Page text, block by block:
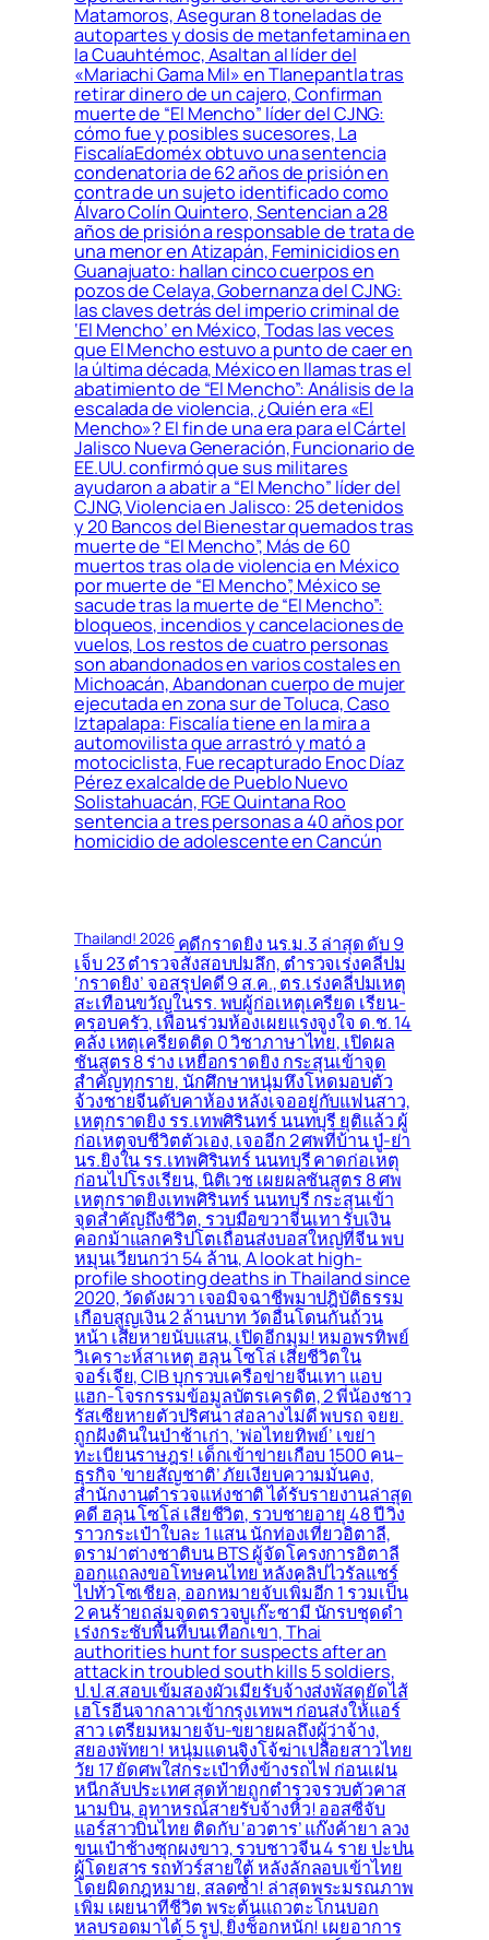
Matamoros, Aseguran 8 toneladas de
autopartes y dosis de metanfetamina en
la Cuauhtémoc, Asaltan al líder del
«Mariachi Gama Mil» en Tlanepantla tras
retirar dinero de un cajero, Confirman
muerte de “El Mencho” líder del CJNG:
cómo fue y posibles sucesores, La
FiscalíaEdoméx obtuvo una sentencia
condenatoria de 62 años de prisión en
contra de un sujeto identificado como
Álvaro Colín Quintero, Sentencian a 28
años de prisión a responsable de trata de
una menor en Atizapán, Feminicidios en
Guanajuato: hallan cinco cuerpos en
pozos de Celaya, Gobernanza del CJNG:
las claves detrás del imperio criminal de
‘El Mencho’ en México, Todas las veces
que El Mencho estuvo a punto de caer en
la última década, México en llamas tras el
abatimiento de “El Mencho”: Análisis de la
escalada de violencia, ¿Quién era «El
Mencho»? El fin de una era para el Cártel
Jalisco Nueva Generación, Funcionario de
EE.UU. confirmó que sus militares
ayudaron a abatir a “El Mencho” líder del
CJNG, Violencia en Jalisco: 25 detenidos
y 20 Bancos del Bienestar quemados tras
muerte de “El Mencho”, Más de 60
muertos tras ola de violencia en México
por muerte de “El Mencho”, México se
sacude tras la muerte de “El Mencho”:
bloqueos, incendios y cancelaciones de
vuelos, Los restos de cuatro personas
son abandonados en varios costales en
Michoacán, Abandonan cuerpo de mujer
ejecutada en zona sur de Toluca, Caso
Iztapalapa: Fiscalía tiene en la mira a
automovilista que arrastró y mató a
motociclista, Fue recapturado Enoc Díaz
Pérez exalcalde de Pueblo Nuevo
Solistahuacán, FGE Quintana Roo
sentencia a tres personas a 40 años por
homicidio de adolescente en Cancún
Thailand! 2026คดีกราดยิง นร.ม.3 ล่าสุด ดับ 9
เจ็บ 23 ตำรวจสั่งสอบปมลึก, ตำรวจเร่งคลี่ปม
‘กราดยิง’ จอสรุปคดี 9 ส.ค., ตร.เร่งคลี่ปมเหตุ
สะเทือนขวัญในรร. พบผู้ก่อเหตุเครียด เรียน-
ครอบครัว, เพื่อนร่วมห้องเผยแรงจูงใจ ด.ช. 14
คลั่ง เหตุเครียดติด 0 วิชาภาษาไทย, เปิดผล
ชันสูตร 8 ร่าง เหยื่อกราดยิง กระสุนเข้าจุด
สำคัญทุกราย, นักศึกษาหนุ่มหึงโหดมอบตัว
จ้วงชายจีนดับคาห้อง หลังเจออยู่กับแฟนสาว,
เหตุกราดยิง รร.เทพศิรินทร์ นนทบุรี ยุติแล้ว ผู้
ก่อเหตุจบชีวิตตัวเอง, เจออีก 2 ศพที่บ้าน ปู่-ย่า
นร.ยิงใน รร.เทพศิรินทร์ นนทบุรี คาดก่อเหตุ
ก่อนไปโรงเรียน, นิติเวช เผยผลชันสูตร 8 ศพ
เหตุกราดยิงเทพศิรินทร์ นนทบุรี กระสุนเข้า
จุดสำคัญถึงชีวิต, รวบมือขวาจีนเทา รับเงิน
คอกม้าแลกคริปโตเถื่อนส่งบอสใหญ่ที่จีน พบ
หมุนเวียนกว่า 54 ล้าน, A look at high-
profile shooting deaths in Thailand since
2020, วัดดังผวา เจอมิจฉาชีพมาปฎิบัติธรรม
เกือบสูญเงิน 2 ล้านบาท วัดอื่นโดนกันถ้วน
หน้า เสียหายนับแสน, เปิดอีกมุม! หมอพรทิพย์
วิเคราะห์สาเหตุ ฮลุน โซโล่ เสียชีวิตใน
จอร์เจีย, CIB บุกรวบเครือข่ายจีนเทา แอบ
แฮก-โจรกรรมข้อมูลบัตรเครดิต, 2 พี่น้องชาว
รัสเซียหายตัวปริศนา ส่อลางไม่ดี พบรถ จยย.
ถูกฝังดินในป่าช้าเก่า, ‘พ่อไทยทิพย์’ เขย่า
ทะเบียนราษฎร! เด็กเข้าข่ายเกือบ 1500 คน–
ธุรกิจ ‘ขายสัญชาติ’ ภัยเงียบความมั่นคง,
สำนักงานตำรวจแห่งชาติ ได้รับรายงานล่าสุด
คดี ฮลุน โซโล่ เสียชีวิต, รวบชายอายุ 48 ปี วิ่ง
ราวกระเป๋าใบละ 1 แสน นักท่องเที่ยวอิตาลี,
ดราม่าต่างชาติบน BTS ผู้จัดโครงการอิตาลี
ออกแถลงขอโทษคนไทย หลังคลิปไวรัลแชร์
ไปทั่วโซเชียล, ออกหมายจับเพิ่มอีก 1 รวมเป็น
2 คนร้ายถล่มจุดตรวจบูเก๊ะซามี นักรบชุดดำ
เร่งกระชับพื้่นที่บนเทือกเขา, Thai
authorities hunt for suspects after an
attack in troubled south kills 5 soldiers,
ป.ป.ส.สอบเข้มสองผัวเมียรับจ้างส่งพัสดุยัดไส้
เฮโรอีนจากลาวเข้ากรุงเทพฯ ก่อนส่งให้แอร์
สาว เตรียมหมายจับ-ขยายผลถึงผู้ว่าจ้าง,
สยองพัทยา! หนุ่มแดนจิงโจ้ฆ่าเปลือยสาวไทย
วัย 17 ยัดศพใส่กระเป๋าทิ้งข้างรถไฟ ก่อนเผ่น
หนีกลับประเทศ สุดท้ายถูกตำรวจรวบตัวคาส
นามบิน, อุทาหรณ์สายรับจ้างหิ้ว! ออสซี่จับ
แอร์สาวบินไทย ติดกับ ‘อวตาร’ แก๊งค้ายา ลวง
ขนเป๋าช้างซุกผงขาว, รวบชาวจีน 4 ราย ปะปน
ผู้โดยสาร รถทัวร์สายใต้ หลังลักลอบเข้าไทย
โดยผิดกฎหมาย, สลดซ้ำ! ล่าสุดพระมรณภาพ
เพิ่ม เผยนาทีชีวิต พระต้นแถวตะโกนบอก
หลบรอดมาได้ 5 รูป, ยิ่งช็อกหนัก! เผยอาการ